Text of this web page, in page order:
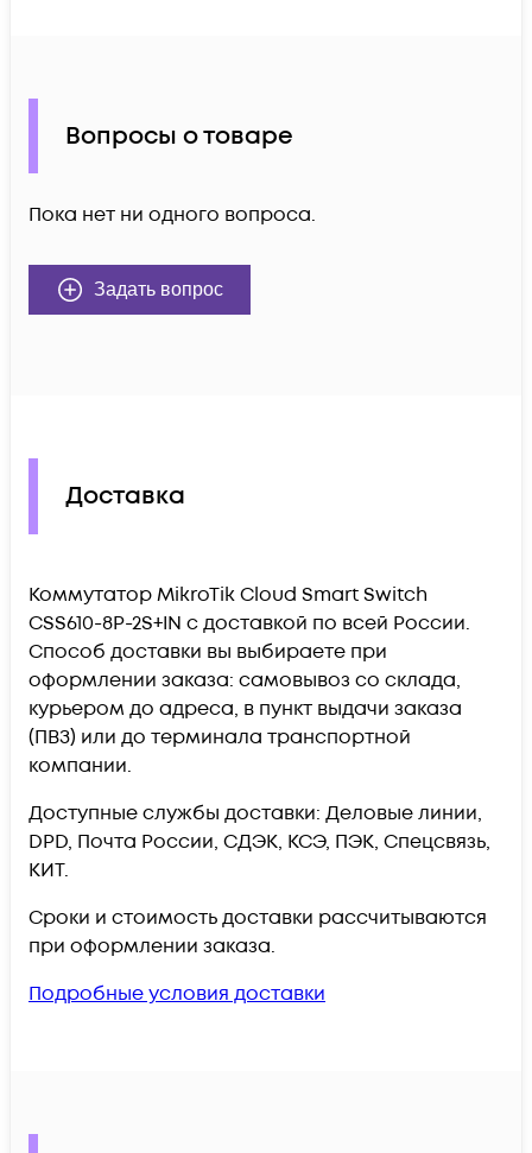
Вопросы о товаре
Пока нет ни одного вопроса.
Задать вопрос
Доставка
Коммутатор MikroTik Cloud Smart Switch
CSS610-8P-2S+IN c доставкой по всей России.
Способ доставки вы выбираете при
оформлении заказа: самовывоз со склада,
курьером до адреса, в пункт выдачи заказа
(ПВЗ) или до терминала транспортной
компании.
Доступные службы доставки: Деловые линии,
DPD, Почта России, СДЭК, КСЭ, ПЭК, Спецсвязь,
КИТ.
Сроки и стоимость доставки рассчитываются
при оформлении заказа.
Подробные условия доставки